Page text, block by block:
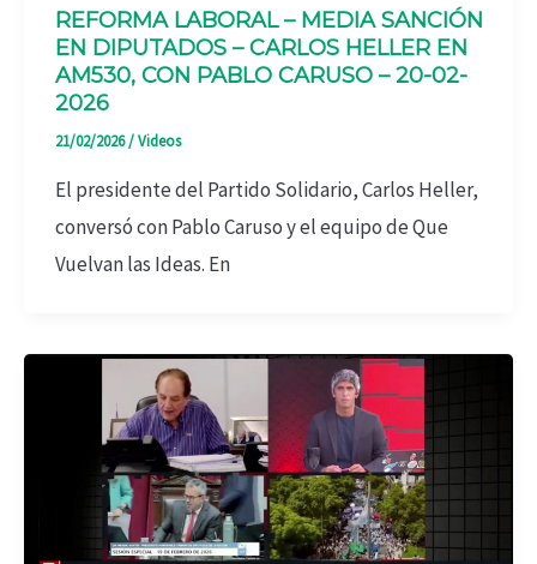
REFORMA LABORAL – MEDIA SANCIÓN
EN DIPUTADOS – CARLOS HELLER EN
AM530, CON PABLO CARUSO – 20-02-
2026
21/02/2026/Videos
El presidente del Partido Solidario, Carlos Heller,
conversó con Pablo Caruso y el equipo de Que
Vuelvan las Ideas. En